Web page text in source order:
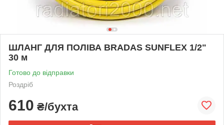
ШЛАНГ ДЛЯ ПОЛІВА BRADAS SUNFLEX 1/2"
30 м
Готово до відправки
Роздріб
610 ₴/бухта